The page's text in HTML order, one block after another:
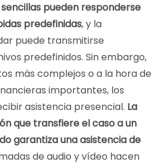
pueden responderse
predefinidas, y la
puede transmitirse
predefinidos. Sin embargo,
más complejos o a la hora de
importantes, los
asistencia presencial. La
que transfiere el caso a un
garantiza una asistencia de
de audio y vídeo hacen